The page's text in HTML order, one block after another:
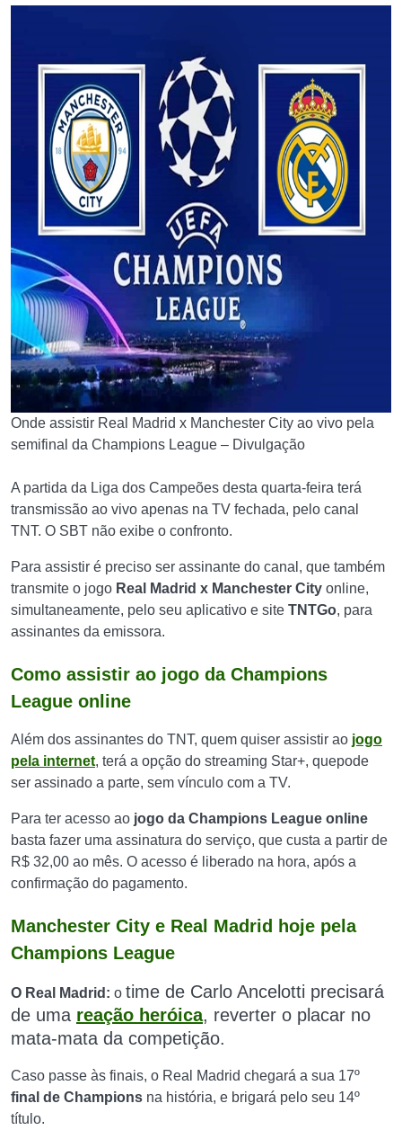
Onde assistir Real Madrid x Manchester City ao vivo pela
semifinal da Champions League – Divulgação
A partida da Liga dos Campeões desta quarta-feira terá
transmissão ao vivo apenas na TV fechada, pelo canal
TNT. O SBT não exibe o confronto.
Para assistir é preciso ser assinante do canal, que também
transmite o jogo Real Madrid x Manchester City online,
simultaneamente, pelo seu aplicativo e site TNTGo, para
assinantes da emissora.
Como assistir ao jogo da Champions
League online
Além dos assinantes do TNT, quem quiser assistir ao jogo
pela internet, terá a opção do streaming Star+, quepode
ser assinado a parte, sem vínculo com a TV.
Para ter acesso ao jogo da Champions League online
basta fazer uma assinatura do serviço, que custa a partir de
R$ 32,00 ao mês. O acesso é liberado na hora, após a
confirmação do pagamento.
Manchester City e Real Madrid hoje pela
Champions League
O Real Madrid: o time de Carlo Ancelotti precisará
de uma reação heróica, reverter o placar no
mata-mata da competição.
Caso passe às finais, o Real Madrid chegará a sua 17º
final de Champions na história, e brigará pelo seu 14º
título.